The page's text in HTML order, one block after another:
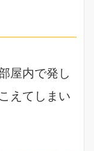
屋内で発し
えてしまい